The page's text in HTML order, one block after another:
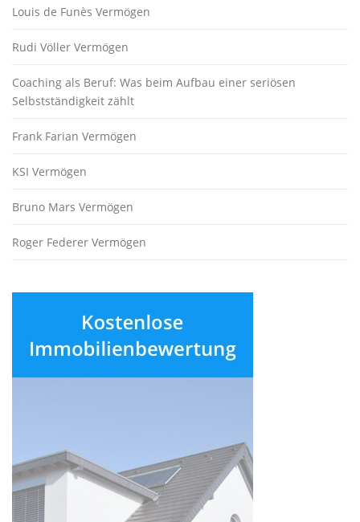
Louis de Funès Vermögen
Rudi Völler Vermögen
Coaching als Beruf: Was beim Aufbau einer seriösen
Selbstständigkeit zählt
Frank Farian Vermögen
KSI Vermögen
Bruno Mars Vermögen
Roger Federer Vermögen